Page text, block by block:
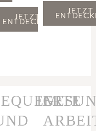
JETZT
ENTDECKEN
JETZT